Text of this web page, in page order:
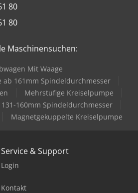
80
80
Maschinensuchen:
Mit Waage
ab 161mm Spindeldurchmesser
Mehrstufige Kreiselpumpe
160mm Spindeldurchmesser
Magnetgekuppelte Kreiselpumpe
Service & Support
Login
Kontakt